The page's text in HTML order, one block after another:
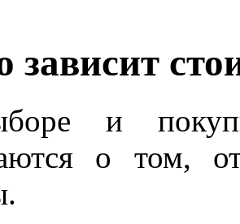
зависит
и
о том,